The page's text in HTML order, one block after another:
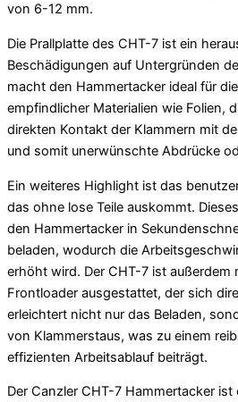
von 6-12 mm.
Die Prallplatte des CHT-7 ist ein
Beschädigungen auf Untergründen
macht den Hammertacker ideal für
empfindlicher Materialien wie Folien,
direkten Kontakt der Klammern mit
und somit unerwünschte Abdrücke
Ein weiteres Highlight ist das
das ohne lose Teile auskommt.
den Hammertacker in
beladen, wodurch die
erhöht wird. Der CHT-7 ist außerdem
Frontloader ausgestattet, der sich
erleichtert nicht nur das Beladen,
von Klammerstaus, was zu einem
effizienten Arbeitsablauf beiträgt.
Der Canzler CHT-7 Hammertacker